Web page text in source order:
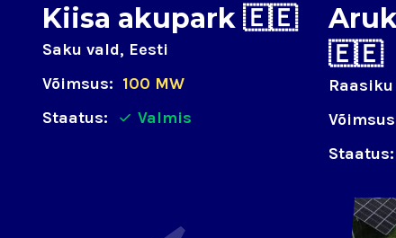
Kiisa akupark 🇪🇪
Saku vald, Eesti
Võimsus: 100 MW
Staatus:
Valmis
🇪🇪
Staatus: